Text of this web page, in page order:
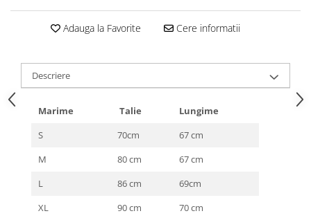
Adauga la Favorite Cere informatii
Descriere
Marime Talie
Lungime
S
70cm
67 cm
M
80 cm
67 cm
L
86 cm
69cm
XL
90 cm
70 cm